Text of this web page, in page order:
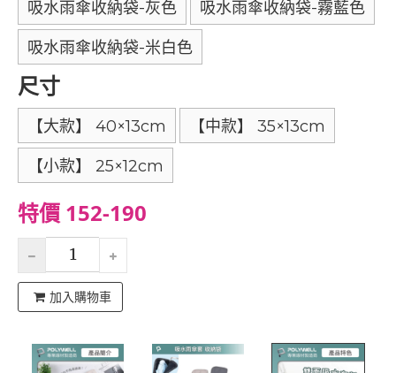
吸水雨傘收納袋-灰色 吸水雨傘收納袋-霧藍色
吸水雨傘收納袋-米白色
尺寸
【大款】 40×13cm 【中款】 35×13cm
【小款】 25×12cm
特價 152-190
加入購物車